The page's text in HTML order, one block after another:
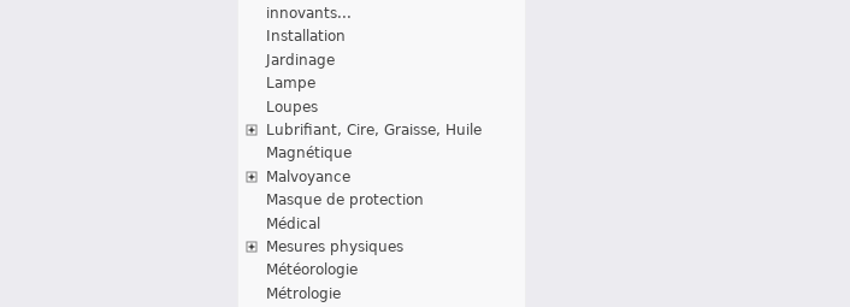
innovants...
Installation
Jardinage
Lampe
Loupes
Lubrifiant, Cire, Graisse, Huile
Magnétique
Malvoyance
Masque de protection
Médical
Mesures physiques
Météorologie
Métrologie